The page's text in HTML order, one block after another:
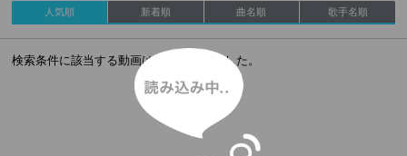
人気順 新着順 曲名順 歌手名順
検索条件に該当する動画はありませんでした。